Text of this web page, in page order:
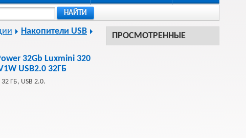
НАЙТИ
ПРОСМОТРЕННЫЕ
Накопители USB
32Gb Luxmini 320
USB2.0 32ГБ
ГБ, USB 2.0.